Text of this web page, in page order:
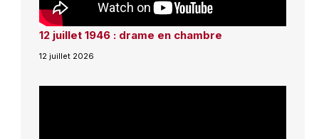
12 juillet 1946 : drame en chambre
12 juillet 2026